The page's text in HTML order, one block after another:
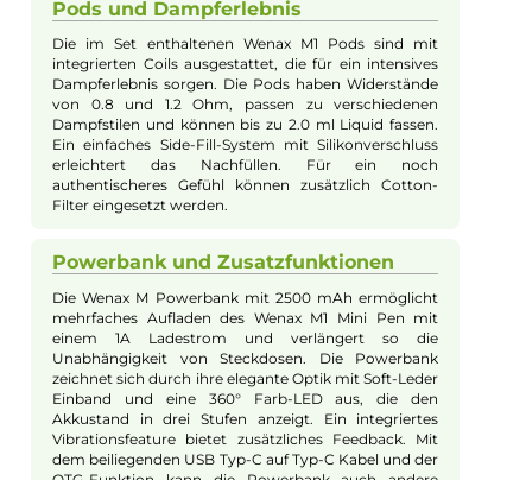
Ladekabeln.
Design und Materialien
Der Wenax M1 Mini Pen und die dazugehörige
Powerbank sind aus einer leichten und robusten
Aluminium-Legierung gefertigt. Die Powerbank wird
zusätzlich durch einen eleganten Soft-Leder Einband
an der Rückseite aufgewertet. Insgesamt sieben
echten Blickfang und bieten hohen MTL (Mund-zu-
Lunge) Genuss mit gesteigerter Unabhängigkeit.
Leistungsmerkmale
Der Wenax M1 Mini Pen kommt mit einem
integrierten 400 mAh Akku, der bis zu 16 Watt
Leistung liefert. Das Gerät passt seine Leistung
automatisch an den Widerstand des eingesteckten M1
Pods an, wodurch manuelle Einstellungen überflüssig